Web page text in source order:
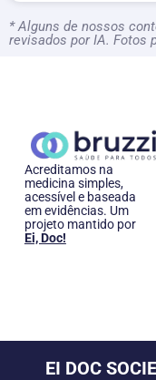
* Alguns de nossos
revisados por IA. Fotos
Acreditamos na
medicina simples,
acessível e baseada
em evidências. Um
projeto mantido por
Ei, Doc!
EI DOC